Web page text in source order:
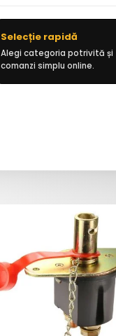
Selecție rapidă
Alegi categoria potrivită și
comanzi simplu online.